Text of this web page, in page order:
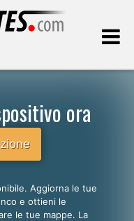
ora
Aggiorna le tue
e ottieni le
le tue mappe. La